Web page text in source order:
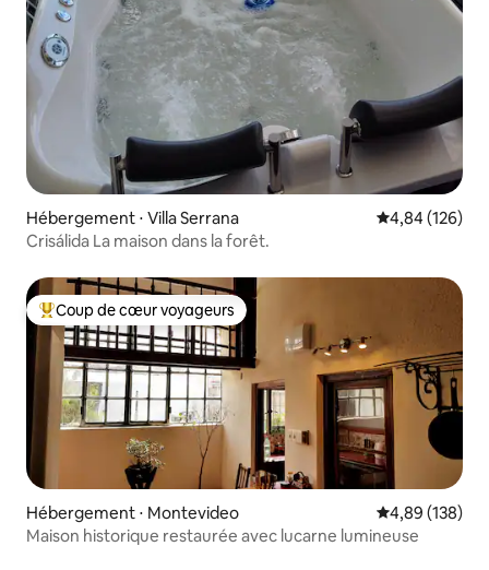
Hébergement ⋅ Villa Serrana Évaluation
4,84 (126)
Crisálida La maison dans la forêt.
Coups de cœur voyageurs les plus appréciés
Coup de cœur voyageurs
Hébergement ⋅ Montevideo Évaluation
4,89 (138)
Maison historique restaurée avec lucarne lumineuse